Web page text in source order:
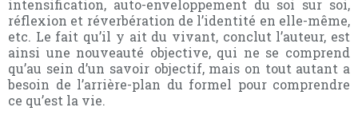
intensification, auto-enveloppement du soi sur soi,
réflexion et réverbération de l’identité en elle-même,
etc. Le fait qu’il y ait du vivant, conclut l’auteur, est
ainsi une nouveauté objective, qui ne se comprend
qu’au sein d’un savoir objectif, mais on tout autant a
besoin de l’arrière-plan du formel pour comprendre
ce qu’est la vie.